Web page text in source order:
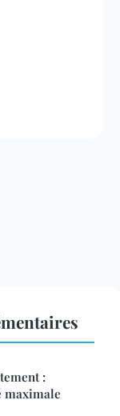
:
maximale